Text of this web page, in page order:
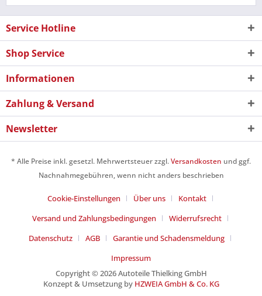
Service Hotline
Shop Service
Informationen
Zahlung & Versand
Newsletter
* Alle Preise inkl. gesetzl. Mehrwertsteuer zzgl.Versandkosten und ggf.
Nachnahmegebühren, wenn nicht anders beschrieben
Cookie-Einstellungen Über uns
Kontakt
Versand und Zahlungsbedingungen
Widerrufsrecht
Datenschutz
AGB
Garantie und Schadensmeldung
Impressum
Copyright © 2026 Autoteile Thielking GmbH
Konzept & Umsetzung by HZWEIA GmbH & Co. KG